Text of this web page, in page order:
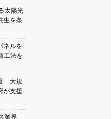
太陽光
生を条
ネルを
工法を
大規
が支援
業界